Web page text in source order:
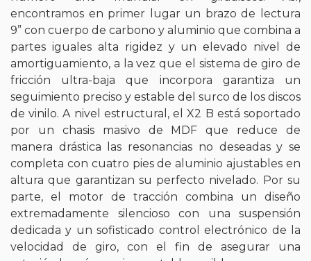
encontramos en primer lugar un brazo de lectura
9” con cuerpo de carbono y aluminio que combina a
partes iguales alta rigidez y un elevado nivel de
amortiguamiento, a la vez que el sistema de giro de
fricción ultra-baja que incorpora garantiza un
seguimiento preciso y estable del surco de los discos
de vinilo. A nivel estructural, el X2 B está soportado
por un chasis masivo de MDF que reduce de
manera drástica las resonancias no deseadas y se
completa con cuatro pies de aluminio ajustables en
altura que garantizan su perfecto nivelado. Por su
parte, el motor de tracción combina un diseño
extremadamente silencioso con una suspensión
dedicada y un sofisticado control electrónico de la
velocidad de giro, con el fin de asegurar una